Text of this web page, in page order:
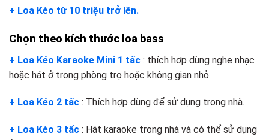
+ Loa Kéo từ 10 triệu trở lên.
Chọn theo kích thước loa bass
+ Loa Kéo Karaoke Mini 1 tấc : thích hơp dùng nghe nhạc
hoặc hát ở trong phòng trọ hoặc không gian nhỏ
+ Loa Kéo 2 tấc : Thích hợp dùng để sử dụng trong nhà.
+ Loa Kéo 3 tấc : Hát karaoke trong nhà và có thể sử dụng